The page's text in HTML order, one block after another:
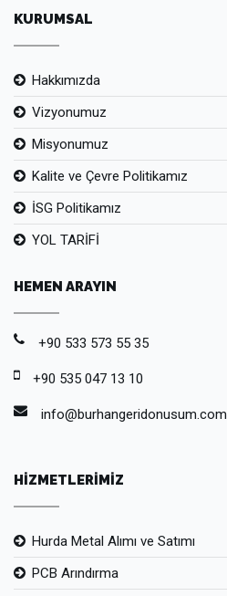
KURUMSAL
Hakkımızda
Vizyonumuz
Misyonumuz
Kalite ve Çevre Politikamız
İSG Politikamız
YOL TARİFİ
HEMEN ARAYIN
+90 533 573 55 35
+90 535 047 13 10
info@burhangeridonusum.com
HİZMETLERİMİZ
Hurda Metal Alımı ve Satımı
PCB Arındırma